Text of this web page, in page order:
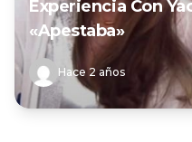
Experiencia Con
«Apestaba»
Hace 2 años